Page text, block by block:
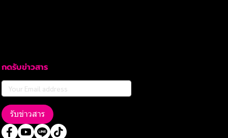
กดรับข่าวสาร
รับข่าวสาร